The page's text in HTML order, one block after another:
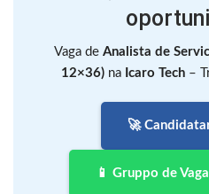
Vaga de Analista de
12×36)na Icaro Tech–
🚀
📱 Gruppo de